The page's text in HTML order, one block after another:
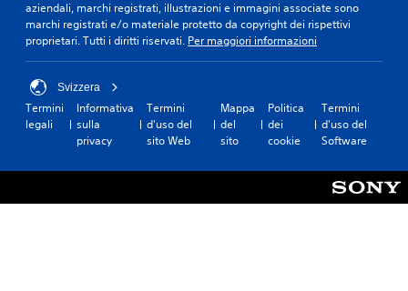
aziendali, marchi registrati, illustrazioni e immagini associate sono
marchi registrati e/o materiale protetto da copyright dei rispettivi
proprietari. Tutti i diritti riservati. Per maggiori informazioni
Svizzera
Termini
legali
Informativa
sulla
privacy
Termini
d'uso del
sito Web
Mappa
del
sito
Politica
dei
cookie
Termini
d'uso del
Software